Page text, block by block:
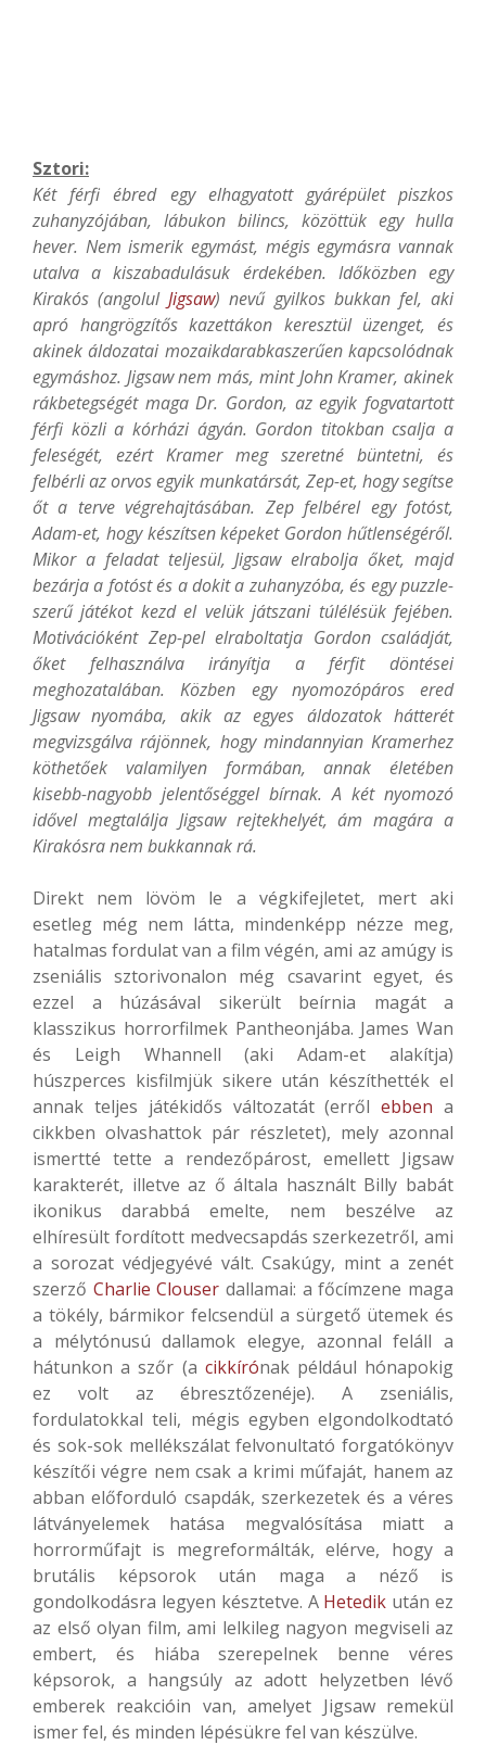
Sztori:
Két férfi ébred egy elhagyatott gyárépület piszkos
zuhanyzójában, lábukon bilincs, közöttük egy hulla
hever. Nem ismerik egymást, mégis egymásra vannak
utalva a kiszabadulásuk érdekében. Időközben egy
Kirakós (angolulJigsaw) nevű gyilkos bukkan fel, aki
apró hangrögzítős kazettákon keresztül üzenget, és
akinek áldozatai mozaikdarabkaszerűen kapcsolódnak
egymáshoz. Jigsaw nem más, mint John Kramer, akinek
rákbetegségét maga Dr. Gordon, az egyik fogvatartott
férfi közli a kórházi ágyán. Gordon titokban csalja a
feleségét, ezért Kramer meg szeretné büntetni, és
felbérli az orvos egyik munkatársát, Zep-et, hogy segítse
őt a terve végrehajtásában. Zep felbérel egy fotóst,
Adam-et, hogy készítsen képeket Gordon hűtlenségéről.
Mikor a feladat teljesül, Jigsaw elrabolja őket, majd
bezárja a fotóst és a dokit a zuhanyzóba, és egy puzzle-
szerű játékot kezd el velük játszani túlélésük fejében.
Motivációként Zep-pel elraboltatja Gordon családját,
őket felhasználva irányítja a férfit döntései
meghozatalában. Közben egy nyomozópáros ered
Jigsaw nyomába, akik az egyes áldozatok hátterét
megvizsgálva rájönnek, hogy mindannyian Kramerhez
köthetőek valamilyen formában, annak életében
kisebb-nagyobb jelentőséggel bírnak. A két nyomozó
idővel megtalálja Jigsaw rejtekhelyét, ám magára a
Kirakósra nem bukkannak rá.
Direkt nem lövöm le a végkifejletet, mert aki
esetleg még nem látta, mindenképp nézze meg,
hatalmas fordulat van a film végén, ami az amúgy is
zseniális sztorivonalon még csavarint egyet, és
ezzel a húzásával sikerült beírnia magát a
klasszikus horrorfilmek Pantheonjába. James Wan
és Leigh Whannell (aki Adam-et alakítja)
húszperces kisfilmjük sikere után készíthették el
annak teljes játékidős változatát (errőlebben a
cikkben olvashattok pár részletet), mely azonnal
ismertté tette a rendezőpárost, emellett Jigsaw
karakterét, illetve az ő általa használt Billy babát
ikonikus darabbá emelte, nem beszélve az
elhíresült fordított medvecsapdás szerkezetről, ami
a sorozat védjegyévé vált. Csakúgy, mint a zenét
szerző Charlie Clouser dallamai: a főcímzene maga
a tökély, bármikor felcsendül a sürgető ütemek és
a mélytónusú dallamok elegye, azonnal feláll a
hátunkon a szőr (a cikkírónak például hónapokig
ez volt az ébresztőzenéje). A zseniális,
fordulatokkal teli, mégis egyben elgondolkodtató
és sok-sok mellékszálat felvonultató forgatókönyv
készítői végre nem csak a krimi műfaját, hanem az
abban előforduló csapdák, szerkezetek és a véres
látványelemek hatása megvalósítása miatt a
horrorműfajt is megreformálták, elérve, hogy a
brutális képsorok után maga a néző is
gondolkodásra legyen késztetve. A Hetedik után ez
az első olyan film, ami lelkileg nagyon megviseli az
embert, és hiába szerepelnek benne véres
képsorok, a hangsúly az adott helyzetben lévő
emberek reakcióin van, amelyet Jigsaw remekül
ismer fel, és minden lépésükre fel van készülve.